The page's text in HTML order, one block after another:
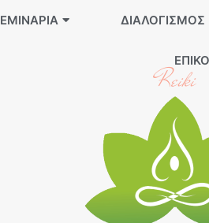
ΔΙΑΛΟΓΙΣΜΌΣ
Reiki